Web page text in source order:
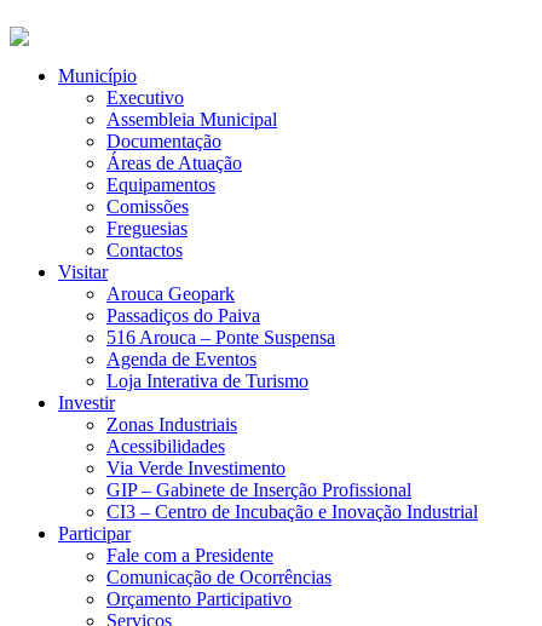
Município
Executivo
Assembleia Municipal
Documentação
Áreas de Atuação
Equipamentos
Comissões
Freguesias
Contactos
Visitar
Arouca Geopark
Passadiços do Paiva
516 Arouca – Ponte Suspensa
Agenda de Eventos
Loja Interativa de Turismo
Investir
Zonas Industriais
Acessibilidades
Via Verde Investimento
GIP – Gabinete de Inserção Profissional
CI3 – Centro de Incubação e Inovação Industrial
Participar
Fale com a Presidente
Comunicação de Ocorrências
Orçamento Participativo
Serviços